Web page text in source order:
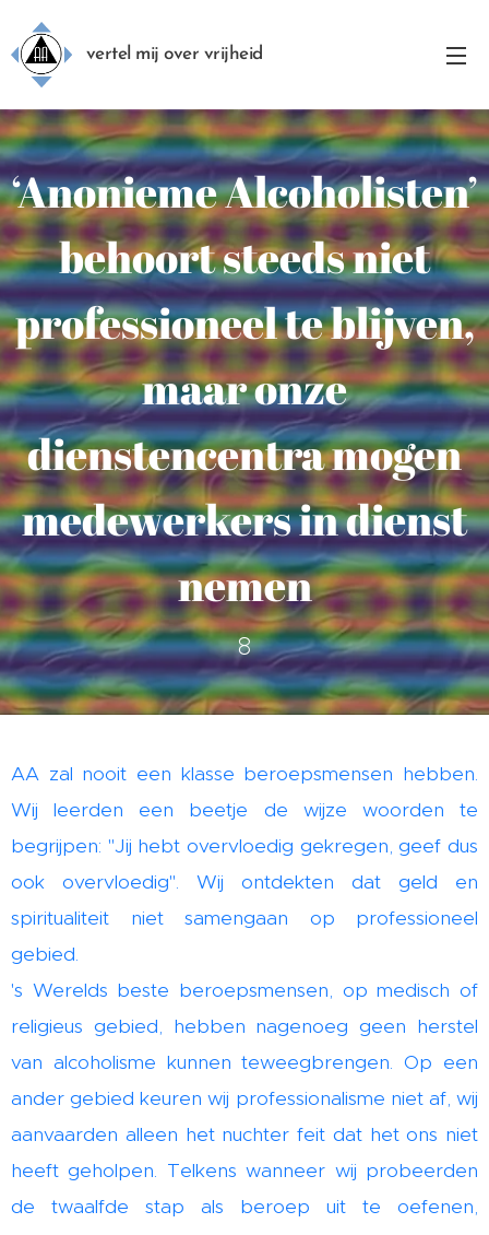
vertel mij over vrijheid
‘Anonieme Alcoholisten’
behoort steeds niet
professioneel te blijven,
maar onze
dienstencentra mogen
medewerkers in dienst
nemen
8
AA zal nooit een klasse beroepsmensen hebben.
Wij leerden een beetje de wijze woorden te
begrijpen: "Jij hebt overvloedig gekregen, geef dus
ook overvloedig". Wij ontdekten dat geld en
spiritualiteit niet samengaan op professioneel
gebied.
's Werelds beste beroepsmensen, op medisch of
religieus gebied, hebben nagenoeg geen herstel
van alcoholisme kunnen teweegbrengen. Op een
ander gebied keuren wij professionalisme niet af, wij
aanvaarden alleen het nuchter feit dat het ons niet
heeft geholpen. Telkens wanneer wij probeerden
de twaalfde stap als beroep uit te oefenen,